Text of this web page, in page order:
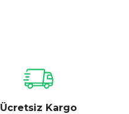
Ücretsiz Kargo